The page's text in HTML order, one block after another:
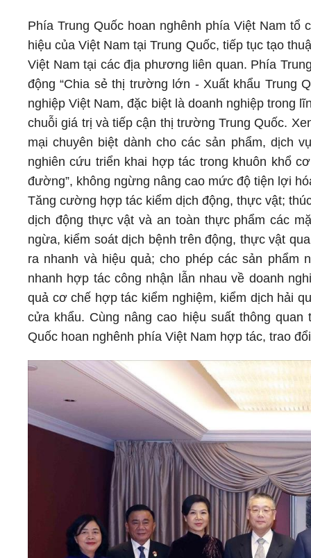
Phía Trung Quốc hoan nghênh phía Việt Nam
hiệu của Việt Nam tại Trung Quốc, tiếp tục tạo
Việt Nam tại các địa phương liên quan. Phía
động “Chia sẻ thị trường lớn - Xuất khẩu Trung
nghiệp Việt Nam, đặc biệt là doanh nghiệp trong
chuỗi giá trị và tiếp cận thị trường Trung Quốc.
mại chuyên biệt dành cho các sản phẩm, dịch
nghiên cứu triển khai hợp tác trong khuôn khổ
đường”, không ngừng nâng cao mức độ tiện lợi
Tăng cường hợp tác kiểm dịch động, thực vật;
dịch động thực vật và an toàn thực phẩm các
ngừa, kiểm soát dịch bệnh trên động, thực vật
ra nhanh và hiệu quả; cho phép các sản
nhanh hợp tác công nhận lẫn nhau về doanh
quả cơ chế hợp tác kiểm nghiệm, kiểm dịch hải
cửa khẩu. Cùng nâng cao hiệu suất thông
Quốc hoan nghênh phía Việt Nam hợp tác, trao